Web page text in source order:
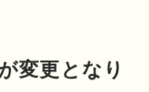
変更となり